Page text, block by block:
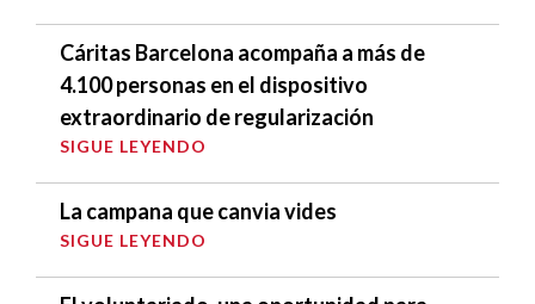
Cáritas Barcelona acompaña a más de
4.100 personas en el dispositivo
extraordinario de regularización
SIGUE LEYENDO
La campana que canvia vides
SIGUE LEYENDO